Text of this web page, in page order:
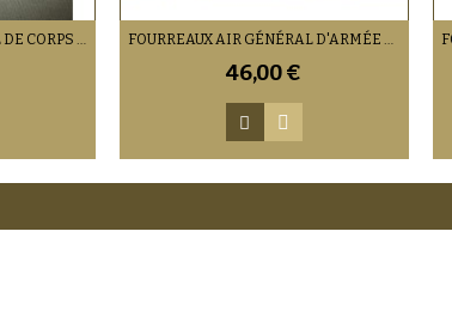
FOURREAUX AIR GÉNÉRAL DE CORPS AÉRIEN FOURREAUX AIR GÉNÉRAL D'ARMÉE AÉRIENNE
46,00 €